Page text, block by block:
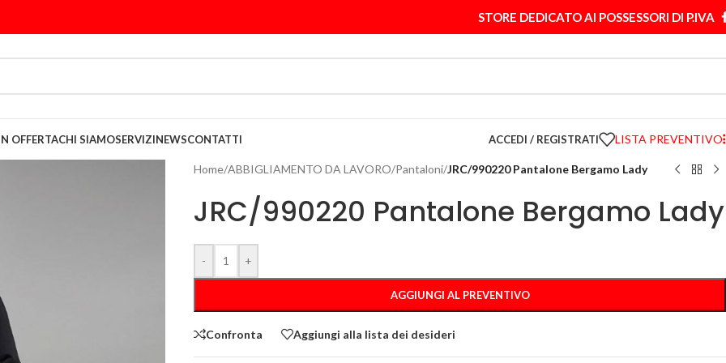
STORE DEDICATO AI POSSESSORI DI P.IVA
OFFERTACHI SIAMOSERVIZINEWSCONTATTI ACCEDI / REGISTRATI LISTA PREVENTIVO
Home/ABBIGLIAMENTO DA LAVORO/Pantaloni/JRC/990220 Pantalone Bergamo Lady
JRC/990220 Pantalone Bergamo Lady
- +
AGGIUNGI AL PREVENTIVO
Confronta Aggiungi alla lista dei desideri